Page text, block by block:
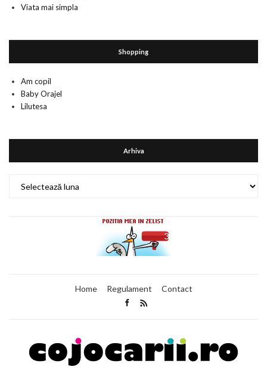
Viata mai simpla
Shopping
Am copil
Baby Orajel
Lilutesa
Arhiva
Home Regulament Contact